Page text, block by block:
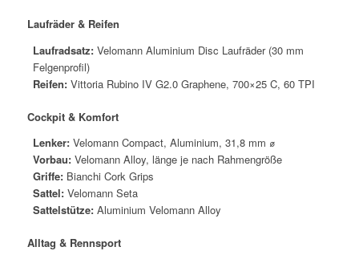
Laufräder & Reifen
Laufradsatz:Velomann Aluminium Disc Laufräder (30 mm
Felgenprofil)
Reifen:Vittoria Rubino IV G2.0 Graphene, 700×25 C, 60 TPI
Cockpit & Komfort
Lenker:Velomann Compact, Aluminium, 31,8 mm ⌀
Vorbau:Velomann Alloy, länge je nach Rahmengröße
Griffe:Bianchi Cork Grips
Sattel:Velomann Seta
Sattelstütze:Aluminium Velomann Alloy
Alltag & Rennsport